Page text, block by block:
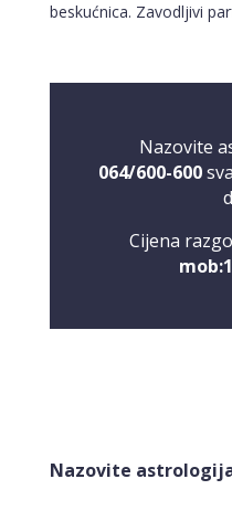
beskućnica. Zavodljivi
Nazovite
064/600-600
Cijena
Nazovite